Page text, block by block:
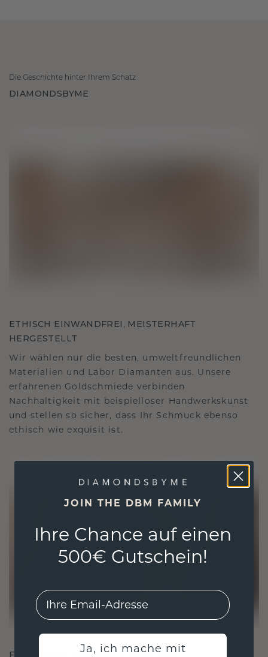
Die Geschichte hinter Ihrem Schatz
DIAMONDSBYME
ETHISCH EINWANDFREI, MEISTERHAFT
HERGESTELLT
Wir wählen nur die besten, umweltfreundlichen
Materialien und Labor Diamanten aus. Unsere
erfahrenen Goldschmiede verbinden
Nachhaltigkeit mit beispielloser Handwerkskunst
und stellen so sicher, dass Ihr Schmuck ebenso
ethisch wie exquisit ist.
FÜR VERBINDUNGEN GESCHAFFEN
JOIN THE DBM FAMILY
Ihre Chance auf einen
500€ Gutschein!
EMail
Ja, ich mache mit